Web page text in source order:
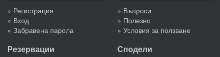
» Регистрация
» Вход
» Забравена парола
» Въпроси
» Полезно
» Условия за ползване
Резервации Сподели